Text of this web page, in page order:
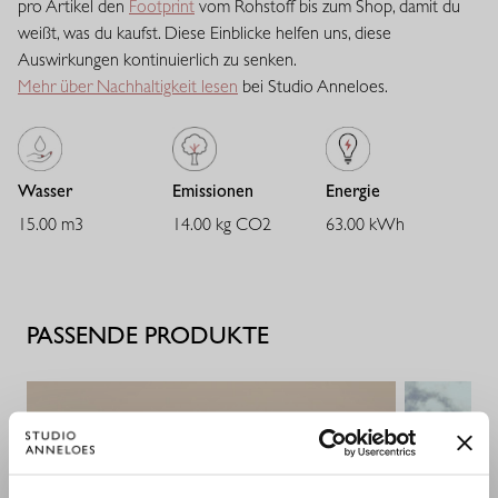
an und bleibt besonders formstabil. Eine luxuriöse, feste
Qualität für eine gepflegte und selbstbewusste Ausstrahlung.
pro Artikel den Footprint vom Rohstoff bis zum Shop, damit du
weißt, was du kaufst. Diese Einblicke helfen uns, diese
Auswirkungen kontinuierlich zu senken.
Mehr über Nachhaltigkeit lesen bei Studio Anneloes.
Wasser
15.00 m3
Emissionen
14.00 kg CO2
Energie
63.00 kWh
PASSENDE PRODUKTE